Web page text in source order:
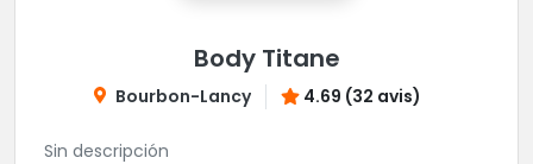
Body Titane
Bourbon-Lancy 4.69 (32 avis)
Sin descripción